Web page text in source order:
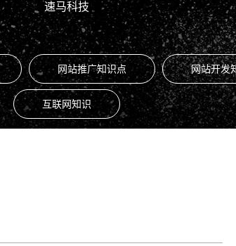
速马科技
网站推广知识点 网站开发
互联网知识